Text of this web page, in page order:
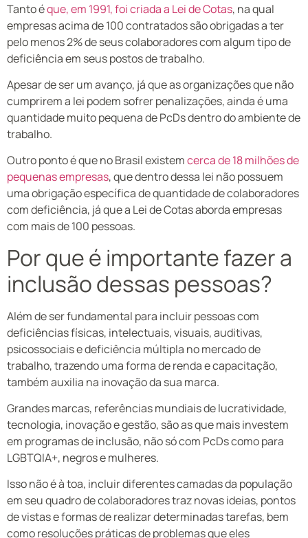
Tanto éque, em 1991, foi criada a Lei de Cotas, na qual
empresas acima de 100 contratados são obrigadas a ter
pelo menos 2% de seus colaboradores com algum tipo de
deficiência em seus postos de trabalho.
Apesar de ser um avanço, já que as organizações que não
cumprirem a lei podem sofrer penalizações, ainda é uma
quantidade muito pequena de PcDs dentro do ambiente de
trabalho.
Outro ponto é que no Brasil existemcerca de 18 milhões de
pequenas empresas, que dentro dessa lei não possuem
uma obrigação específica de quantidade de colaboradores
com deficiência, já que a Lei de Cotas aborda empresas
com mais de 100 pessoas.
Por que é importante fazer a
inclusão dessas pessoas?
Além de ser fundamental para incluir pessoas com
deficiências físicas, intelectuais, visuais, auditivas,
psicossociais e deficiência múltipla no mercado de
trabalho, trazendo uma forma de renda e capacitação,
também auxilia na inovação da sua marca.
Grandes marcas, referências mundiais de lucratividade,
tecnologia, inovação e gestão, são as que mais investem
em programas de inclusão, não só com PcDs como para
LGBTQIA+, negros e mulheres.
Isso não é à toa, incluir diferentes camadas da população
em seu quadro de colaboradores traz novas ideias, pontos
de vistas e formas de realizar determinadas tarefas, bem
como resoluções práticas de problemas que eles